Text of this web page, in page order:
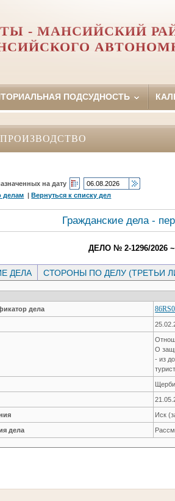
- МАНСИЙСКИЙ
ПОДСУДНОСТЬ
на дату
делам |Вернуться к списку дел
Гражданские дела -
ДЕЛО № 2-1296/2026
ДЕЛА СТОРОНЫ ПО ДЕЛУ (ТРЕТЬИ
дела
О
- из
Иск
дела